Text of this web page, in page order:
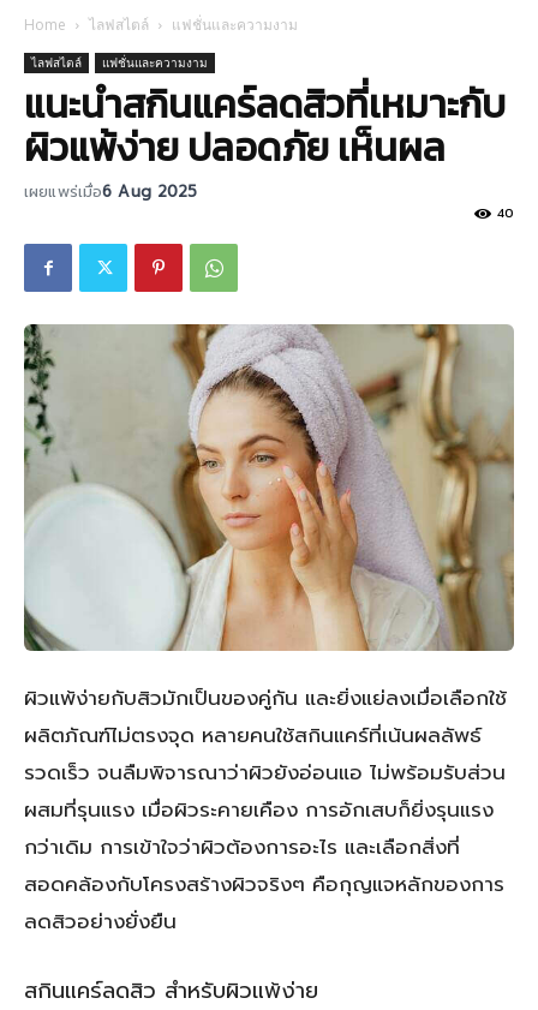
Home ไลฟสไตล์ แฟชั่นและความงาม
ไลฟสไตล์ แฟชั่นและความงาม
แนะนำสกินแคร์ลดสิวที่เหมาะกับ
ผิวแพ้ง่าย ปลอดภัย เห็นผล
เผยแพร่เมื่อ6 Aug 2025
40
ผิวแพ้ง่ายกับสิวมักเป็นของคู่กัน และยิ่งแย่ลงเมื่อเลือกใช้
ผลิตภัณฑ์ไม่ตรงจุด หลายคนใช้สกินแคร์ที่เน้นผลลัพธ์
รวดเร็ว จนลืมพิจารณาว่าผิวยังอ่อนแอ ไม่พร้อมรับส่วน
ผสมที่รุนแรง เมื่อผิวระคายเคือง การอักเสบก็ยิ่งรุนแรง
กว่าเดิม การเข้าใจว่าผิวต้องการอะไร และเลือกสิ่งที่
สอดคล้องกับโครงสร้างผิวจริงๆ คือกุญแจหลักของการ
ลดสิวอย่างยั่งยืน
สกินแคร์ลดสิว สำหรับผิวแพ้ง่าย